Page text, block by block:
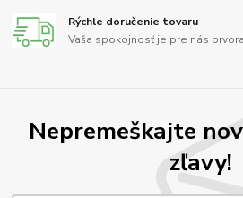
Rýchle doručenie tovaru
Vaša spokojnosť je pre nás
Nepremeškajte
zľavy!